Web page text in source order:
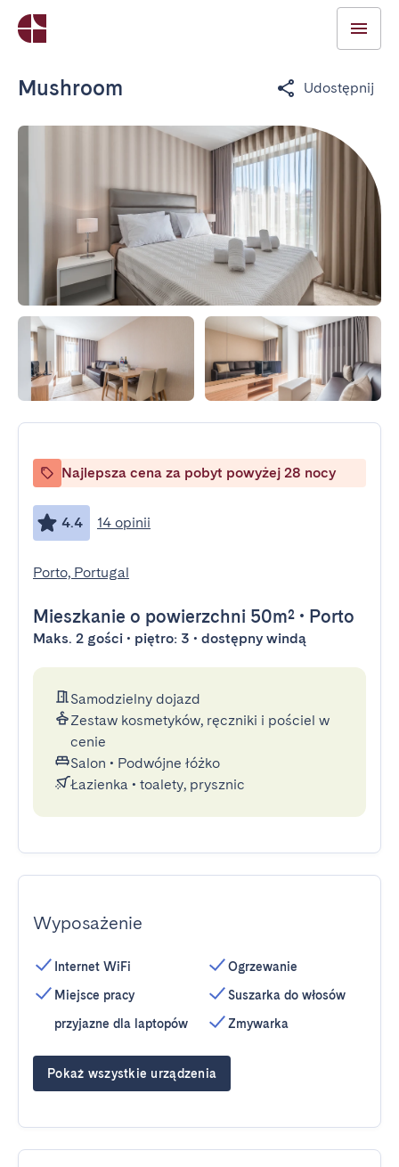
Mushroom Udostępnij
Najlepsza cena za pobyt powyżej 28 nocy
4.4 14 opinii
Porto, Portugal
Mieszkanie o powierzchni 50m² • Porto
Maks. 2 gości • piętro: 3 • dostępny windą
Samodzielny dojazd
Zestaw kosmetyków, ręczniki i pościel w
cenie
Salon • Podwójne łóżko
Łazienka • toalety, prysznic
Wyposażenie
Internet WiFi
Miejsce pracy
przyjazne dla laptopów
Ogrzewanie
Suszarka do włosów
Zmywarka
Pokaż wszystkie urządzenia